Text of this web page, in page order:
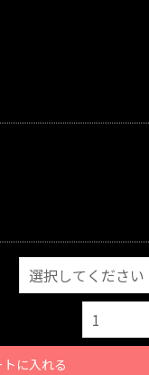
トに入れる